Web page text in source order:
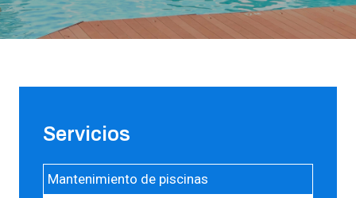
Servicios
Mantenimiento de piscinas